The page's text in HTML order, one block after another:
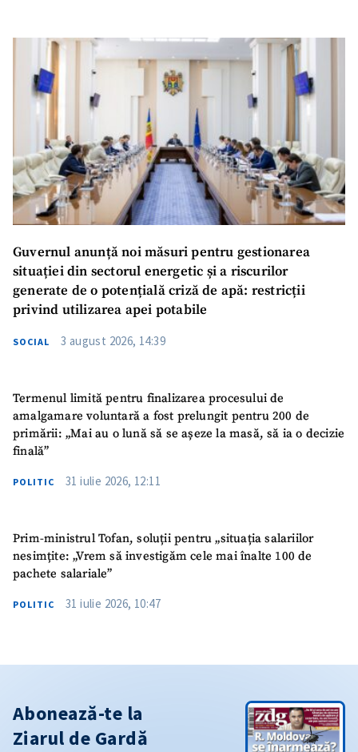
Guvernul anunță noi măsuri pentru gestionarea
situației din sectorul energetic și a riscurilor
generate de o potențială criză de apă: restricții
privind utilizarea apei potabile
SOCIAL 3 august 2026, 14:39
Termenul limită pentru finalizarea procesului de
amalgamare voluntară a fost prelungit pentru 200 de
primării: „Mai au o lună să se așeze la masă, să ia o decizie
finală”
POLITIC 31 iulie 2026, 12:11
Prim-ministrul Tofan, soluții pentru „situația salariilor
nesimțite: „Vrem să investigăm cele mai înalte 100 de
pachete salariale”
POLITIC 31 iulie 2026, 10:47
Abonează-te la
Ziarul de Gardă